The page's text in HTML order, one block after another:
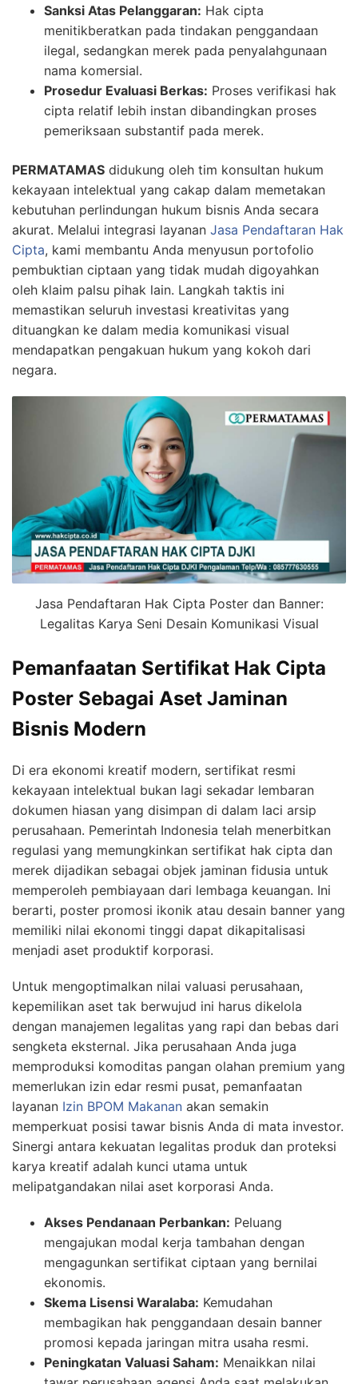
Sanksi Atas Pelanggaran: Hak cipta
menitikberatkan pada tindakan penggandaan
ilegal, sedangkan merek pada penyalahgunaan
nama komersial.
Prosedur Evaluasi Berkas: Proses verifikasi hak
cipta relatif lebih instan dibandingkan proses
pemeriksaan substantif pada merek.
PERMATAMAS didukung oleh tim konsultan hukum
kekayaan intelektual yang cakap dalam memetakan
kebutuhan perlindungan hukum bisnis Anda secara
akurat. Melalui integrasi layanan Jasa Pendaftaran Hak
Cipta, kami membantu Anda menyusun portofolio
pembuktian ciptaan yang tidak mudah digoyahkan
oleh klaim palsu pihak lain. Langkah taktis ini
memastikan seluruh investasi kreativitas yang
dituangkan ke dalam media komunikasi visual
mendapatkan pengakuan hukum yang kokoh dari
negara.
Jasa Pendaftaran Hak Cipta Poster dan Banner:
Legalitas Karya Seni Desain Komunikasi Visual
Pemanfaatan Sertifikat Hak Cipta
Poster Sebagai Aset Jaminan
Bisnis Modern
Di era ekonomi kreatif modern, sertifikat resmi
kekayaan intelektual bukan lagi sekadar lembaran
dokumen hiasan yang disimpan di dalam laci arsip
perusahaan. Pemerintah Indonesia telah menerbitkan
regulasi yang memungkinkan sertifikat hak cipta dan
merek dijadikan sebagai objek jaminan fidusia untuk
memperoleh pembiayaan dari lembaga keuangan. Ini
berarti, poster promosi ikonik atau desain banner yang
memiliki nilai ekonomi tinggi dapat dikapitalisasi
menjadi aset produktif korporasi.
Untuk mengoptimalkan nilai valuasi perusahaan,
kepemilikan aset tak berwujud ini harus dikelola
dengan manajemen legalitas yang rapi dan bebas dari
sengketa eksternal. Jika perusahaan Anda juga
memproduksi komoditas pangan olahan premium yang
memerlukan izin edar resmi pusat, pemanfaatan
layanan Izin BPOM Makanan akan semakin
memperkuat posisi tawar bisnis Anda di mata investor.
Sinergi antara kekuatan legalitas produk dan proteksi
karya kreatif adalah kunci utama untuk
melipatgandakan nilai aset korporasi Anda.
Akses Pendanaan Perbankan: Peluang
mengajukan modal kerja tambahan dengan
mengagunkan sertifikat ciptaan yang bernilai
ekonomis.
Skema Lisensi Waralaba: Kemudahan
membagikan hak penggandaan desain banner
promosi kepada jaringan mitra usaha resmi.
Peningkatan Valuasi Saham: Menaikkan nilai